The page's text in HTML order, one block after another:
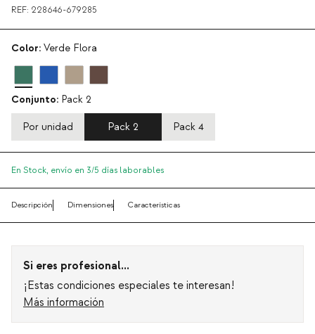
REF: 228646-679285
Color: Verde Flora
Conjunto: Pack 2
Por unidad Pack 2 Pack 4
En Stock, envío en 3/5 días laborables
Descripción Dimensiones Características
Si eres profesional...
¡Estas condiciones especiales te interesan!
Más información